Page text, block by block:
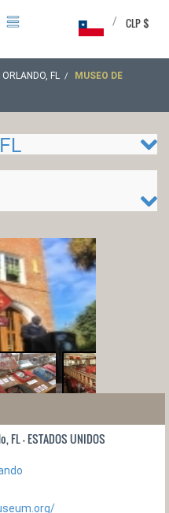
CLP $
/
ORLANDO, FL
MUSEO DE
- ESTADOS UNIDOS